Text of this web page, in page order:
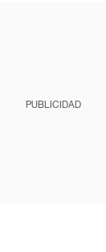
PUBLICIDAD